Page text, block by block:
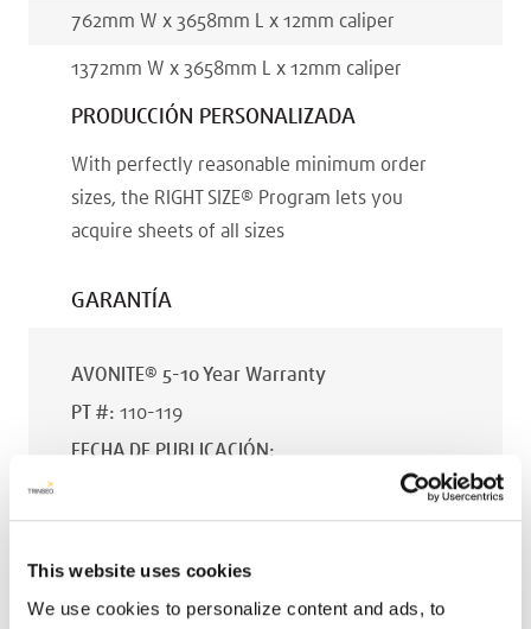
This website uses cookies
We use cookies to personalize content and ads, to
762mm W x 3658mm L x 12mm caliper
1372mm W x 3658mm L x 12mm caliper
PRODUCCIÓN PERSONALIZADA
With perfectly reasonable minimum order
sizes, the RIGHT SIZE® Program lets you
acquire sheets of all sizes
GARANTÍA
AVONITE® 5-10 Year Warranty
PT #: 110-119
FECHA DE PUBLICACIÓN:
AVONITE® 15 YEAR Warranty